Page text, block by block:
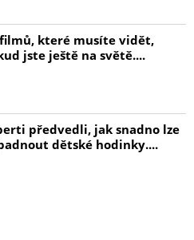
které musíte vidět,
jste ještě na světě....
předvedli, jak snadno lze
dětské hodinky....